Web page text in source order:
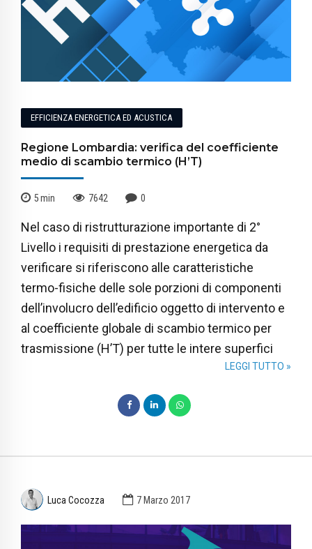
EFFICIENZA ENERGETICA ED ACUSTICA
Regione Lombardia: verifica del coefficiente
medio di scambio termico (H’T)
5min 7642 0
Nel caso di ristrutturazione importante di 2°
Livello i requisiti di prestazione energetica da
verificare si riferiscono alle caratteristiche
termo-fisiche delle sole porzioni di componenti
dell’involucro dell’edificio oggetto di intervento e
al coefficiente globale di scambio termico per
trasmissione (H’T) per tutte le intere superfici
LEGGI TUTTO »
Luca Cocozza 7 Marzo 2017